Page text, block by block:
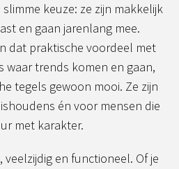
keuze: ze zijn makkelijk
en gaan jarenlang mee.
dat praktische voordeel met
waar trends komen en gaan,
tegels gewoon mooi. Ze zijn
én voor mensen die
met karakter.
en functioneel. Of je